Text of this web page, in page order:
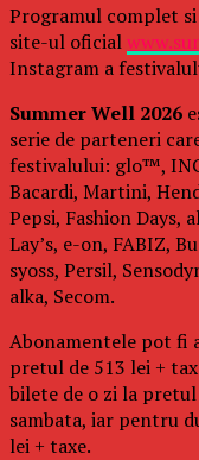
Programul complet
site-ul oficial
Instagram a
Summer Well 2026
serie de parteneri
festivalului: glo™,
Bacardi, Martini,
Pepsi, Fashion Days,
Lay’s, e-on, FABIZ,
syoss, Persil,
alka, Secom.
Abonamentele pot fi
pretul de 513 lei +
bilete de o zi la
sambata, iar pentru
lei + taxe.